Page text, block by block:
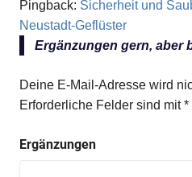
Pingback: Sicherheit und
Neustadt-Geflüster
Ergänzungen gern, aber
Deine E-Mail-Adresse wird
Erforderliche Felder sind mit*
Ergänzungen